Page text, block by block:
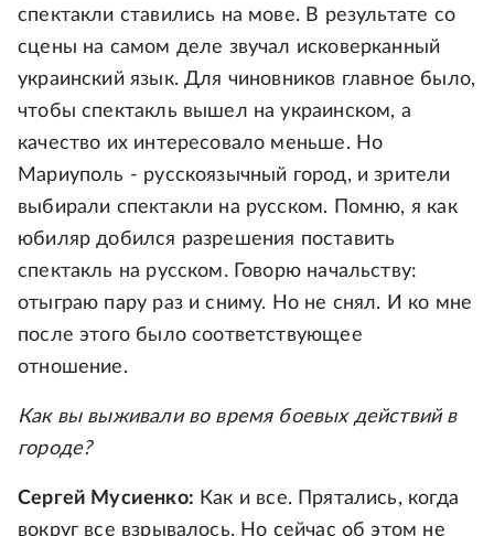
спектакли ставились на мове. В результате со
сцены на самом деле звучал исковерканный
украинский язык. Для чиновников главное было,
чтобы спектакль вышел на украинском, а
качество их интересовало меньше. Но
Мариуполь - русскоязычный город, и зрители
выбирали спектакли на русском. Помню, я как
юбиляр добился разрешения поставить
спектакль на русском. Говорю начальству:
отыграю пару раз и сниму. Но не снял. И ко мне
после этого было соответствующее
отношение.
Как вы выживали во время боевых действий в
городе?
Сергей Мусиенко: Как и все. Прятались, когда
вокруг все взрывалось. Но сейчас об этом не